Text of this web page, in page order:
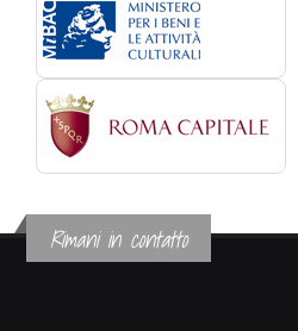
Rimani in contatto